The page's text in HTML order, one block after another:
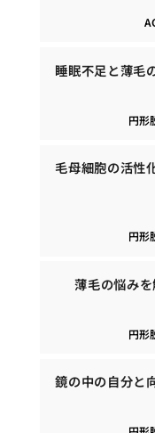
睡眠不足と薄毛
円形
毛母細胞の活性
円形
薄毛の悩み
円形
鏡の中の自分と